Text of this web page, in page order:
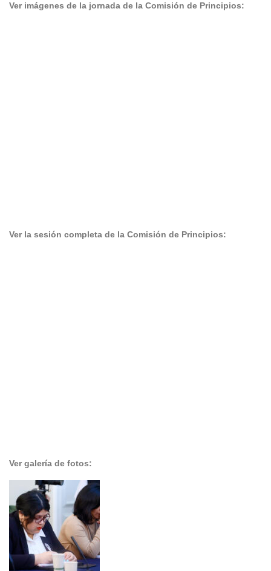
Ver imágenes de la jornada de la Comisión de Principios:
Ver la sesión completa de la Comisión de Principios:
Ver galería de fotos: